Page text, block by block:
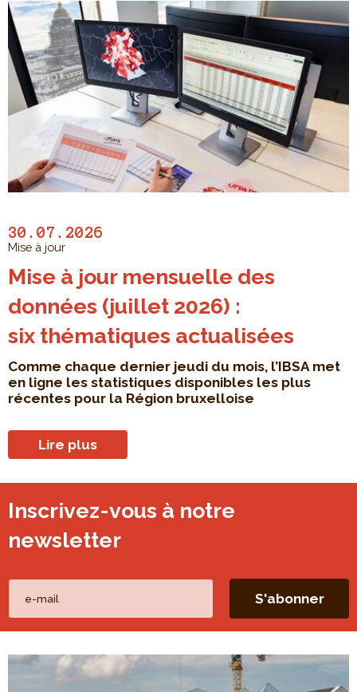
Inscrivez-vous à notre
newsletter
30.07.2026
Mise à jour
Mise à jour mensuelle des
données (juillet 2026) :
six thématiques actualisées
Comme chaque dernier jeudi du mois, l’IBSA met
en ligne les statistiques disponibles les plus
récentes pour la Région bruxelloise
Lire plus